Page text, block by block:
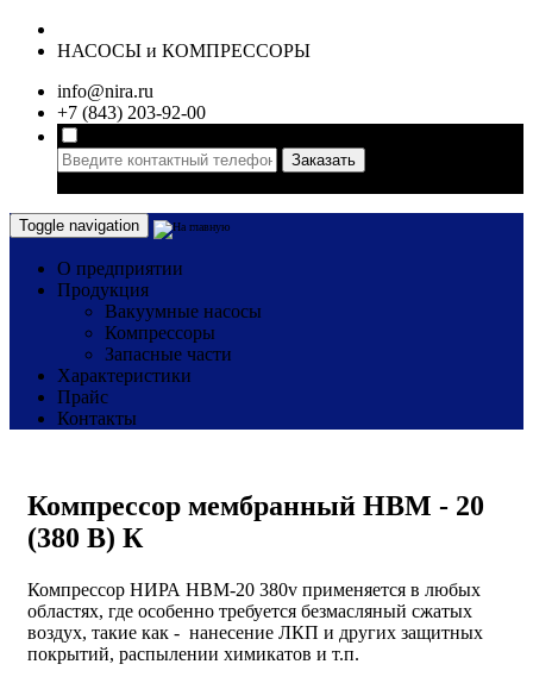
НАСОСЫ и КОМПРЕССОРЫ
info@nira.ru
+7 (843) 203-92-00
Заказать
Toggle navigation
О предприятии
Продукция
Вакуумные насосы
Компрессоры
Запасные части
Характеристики
Прайс
Контакты
Компрессор мембранный НВМ - 20
(380 В) К
Компрессор НИРА НВМ-20 380v применяется в любых
областях, где особенно требуется безмасляный сжатых
воздух, такие как - нанесение ЛКП и других защитных
покрытий, распылении химикатов и т.п.